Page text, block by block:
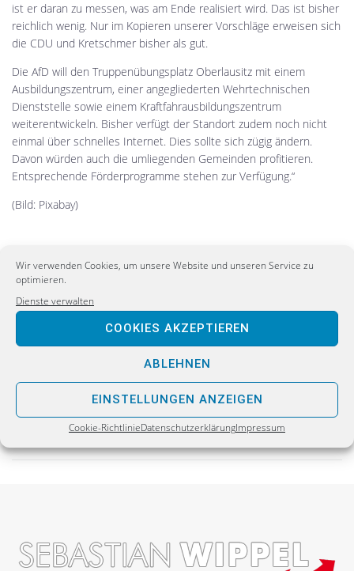
Wir verwenden Cookies, um unsere Website und unseren Service zu
optimieren.
Dienste verwalten
COOKIES AKZEPTIEREN
ABLEHNEN
EINSTELLUNGEN ANZEIGEN
Cookie-RichtlinieDatenschutzerklärungImpressum
ist er daran zu messen, was am Ende realisiert wird. Das ist bisher
reichlich wenig. Nur im Kopieren unserer Vorschläge erweisen sich
die CDU und Kretschmer bisher als gut.
Die AfD will den Truppenübungsplatz Oberlausitz mit einem
Ausbildungszentrum, einer angegliederten Wehrtechnischen
Dienststelle sowie einem Kraftfahrausbildungszentrum
weiterentwickeln. Bisher verfügt der Standort zudem noch nicht
einmal über schnelles Internet. Dies sollte sich zügig ändern.
Davon würden auch die umliegenden Gemeinden profitieren.
Entsprechende Förderprogramme stehen zur Verfügung.“
(Bild: Pixabay)
PREVIOUS
Unsere günstigen Mieten müssen wir viel besser
herausstellen
Bombenleger gehören hinter Gitter